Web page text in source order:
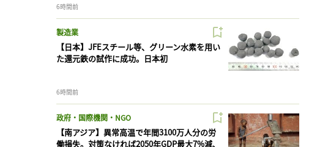
6時間前
製造業
【日本】JFEスチール等、グリーン水素を用い
た還元鉄の試作に成功。日本初
6時間前
政府・国際機関・NGO
【南アジア】異常高温で年間3100万人分の労
働損失。対策なければ2050年GDP最大7%減、